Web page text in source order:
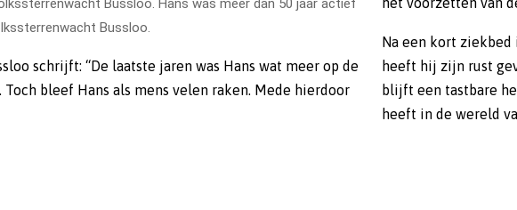
Bussloo. Hans was meer dan 50 jaar actief
Bussloo.
schrijft: “De laatste jaren was Hans wat meer op de
bleef Hans als mens velen raken. Mede hierdoor
Na een kort
heeft hij zijn rust
blijft een tastbare
heeft in de wereld